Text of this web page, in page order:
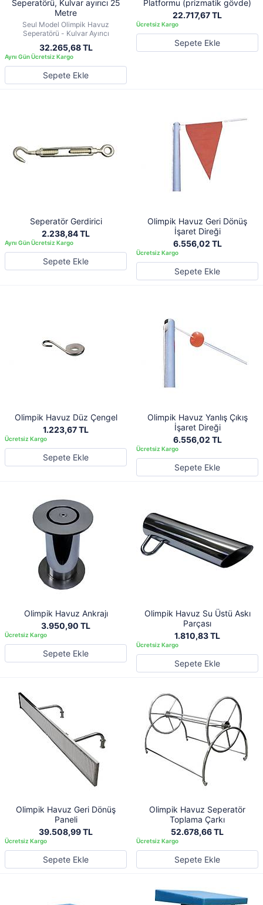
Seperatörü, Kulvar ayırıcı 25
Metre
Seul Model Olimpik Havuz
Seperatörü - Kulvar Ayırıcı
32.265,68 TL
Sepete Ekle
Platformu (prizmatik gövde)
22.717,67 TL
Sepete Ekle
Seperatör Gerdirici
2.238,84 TL
Sepete Ekle
Olimpik Havuz Geri Dönüş
İşaret Direği
6.556,02 TL
Sepete Ekle
Olimpik Havuz Düz Çengel
1.223,67 TL
Sepete Ekle
Olimpik Havuz Yanlış Çıkış
İşaret Direği
6.556,02 TL
Sepete Ekle
Olimpik Havuz Ankrajı
3.950,90 TL
Sepete Ekle
Olimpik Havuz Su Üstü Askı
Parçası
1.810,83 TL
Sepete Ekle
Olimpik Havuz Geri Dönüş
Paneli
39.508,99 TL
Sepete Ekle
Olimpik Havuz Seperatör
Toplama Çarkı
52.678,66 TL
Sepete Ekle